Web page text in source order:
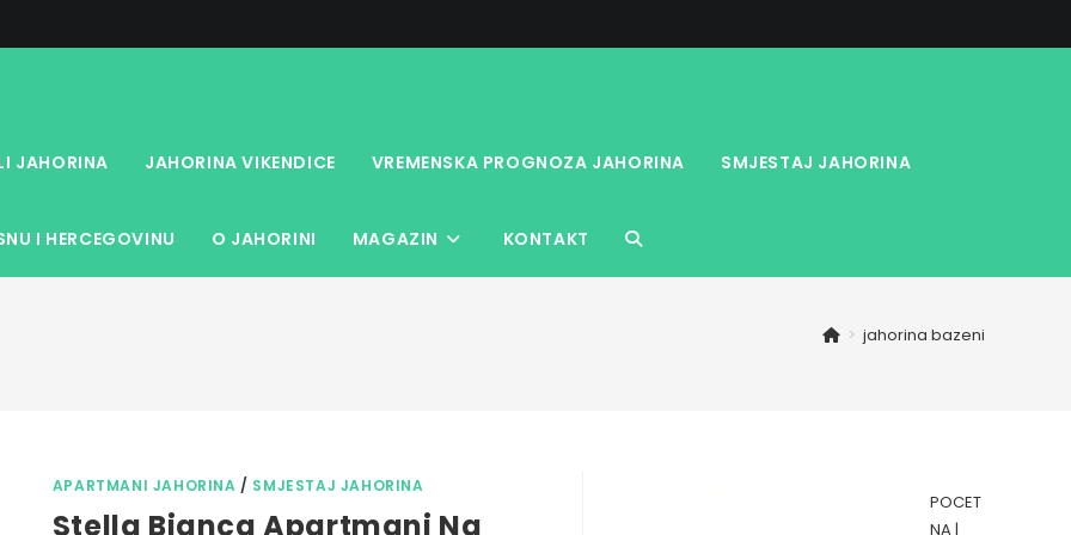
JAHORINA JAHORINA VIKENDICE VREMENSKA PROGNOZA JAHORINA SMJESTAJ JAHORINA
I HERCEGOVINU O JAHORINI MAGAZIN KONTAKT TOGGLE
> jahorina bazeni
APARTMANI JAHORINA / SMJESTAJ JAHORINA
Stella Bianca Apartmani Na
POCET
NA|